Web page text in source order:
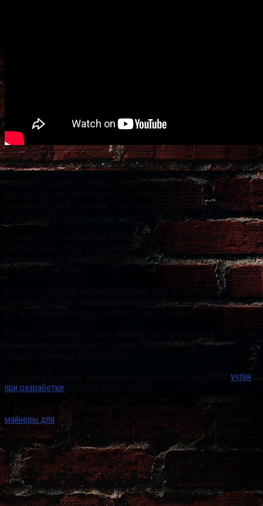
Бутерин писал в 2014 году:
Специалисты могут проанализировать существующие ASIC,
выяснить, в чём заключается их оптимизация, и организовать для
транзакций такой блокчейн, с которыми эта оптимизация просто
Однако из-за соображений безопасности первоначальные
методы были отвергнуты, и вместо этого разработчики
реализовали алгоритм Proof-of-Work, подобный тому, что
использует биткоин.
У этого алгоритма, названного ethash, есть и некоторые отличия.
Он требует скорее не высокой вычислительной мощности, на
майнере или на видеокарте, важен объём памяти,
учтён
при разработке
В интервью CoinDesk разработчик Ник Джонсон сказал, что ASIC-
майнеры для эфира пока не добились значительных достижений
по производительности в сравнении с видеокартами и «берут
числом»:
Похоже на то, что они просто объединяют целую кучу
графических видеокарт специального назначения в одном
корпусе с огромным объёмом памяти.